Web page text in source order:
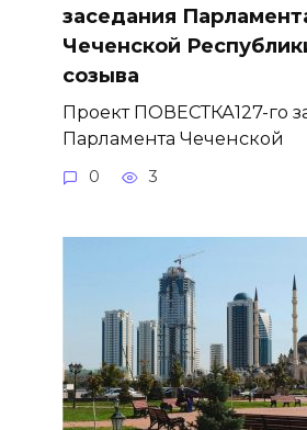
заседания
Чеченской
созыва
Проект ПОВЕСТКА127-го
Парламента Чеченской
0 3